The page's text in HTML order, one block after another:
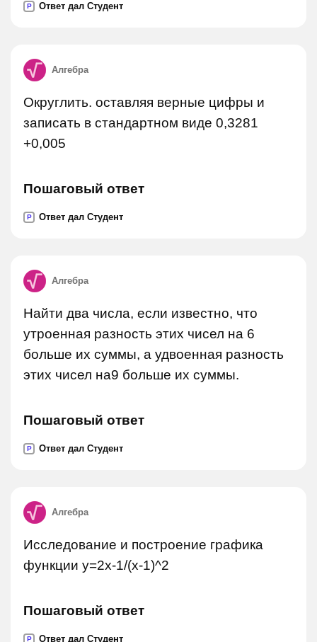
P Ответ дал Студент
Алгебра
Округлить. оставляя верные цифры и
записать в стандартном виде 0,3281
+0,005
Пошаговый ответ
P Ответ дал Студент
Алгебра
Найти два числа, если известно, что
утроенная разность этих чисел на 6
больше их суммы, а удвоенная разность
этих чисел на9 больше их суммы.
Пошаговый ответ
P Ответ дал Студент
Алгебра
Исследование и построение графика
функции y=2x-1/(x-1)^2
Пошаговый ответ
P Ответ дал Студент